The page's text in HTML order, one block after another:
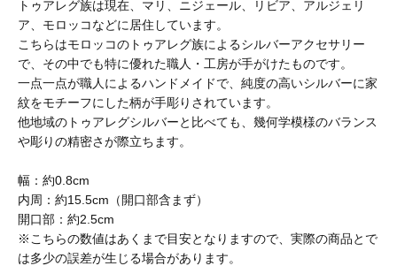
トゥアレグ族は現在、マリ、ニジェール、リビア、アルジェリ
ア、モロッコなどに居住しています。
こちらはモロッコのトゥアレグ族によるシルバーアクセサリー
で、その中でも特に優れた職人・工房が手がけたものです。
一点一点が職人によるハンドメイドで、純度の高いシルバーに家
紋をモチーフにした柄が手彫りされています。
他地域のトゥアレグシルバーと比べても、幾何学模様のバランス
や彫りの精密さが際立ちます。
幅：約0.8cm
内周：約15.5cm（開口部含まず）
開口部：約2.5cm
※こちらの数値はあくまで目安となりますので、実際の商品とで
は多少の誤差が生じる場合があります。
BAICYCLON by bagjack
BasShu
BEADED ACCESSORIES
benine 9